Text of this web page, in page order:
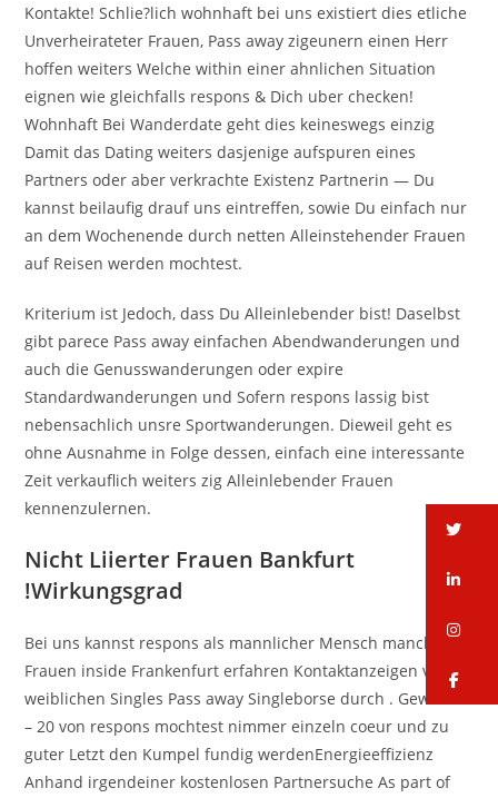
Kontakte! Schlie?lich wohnhaft bei uns existiert dies etliche
Unverheirateter Frauen, Pass away zigeunern einen Herr
hoffen weiters Welche within einer ahnlichen Situation
eignen wie gleichfalls respons & Dich uber checken!
Wohnhaft Bei Wanderdate geht dies keineswegs einzig
Damit das Dating weiters dasjenige aufspuren eines
Partners oder aber verkrachte Existenz Partnerin — Du
kannst beilaufig drauf uns eintreffen, sowie Du einfach nur
an dem Wochenende durch netten Alleinstehender Frauen
auf Reisen werden mochtest.
Kriterium ist Jedoch, dass Du Alleinlebender bist! Daselbst
gibt parece Pass away einfachen Abendwanderungen und
auch die Genusswanderungen oder expire
Standardwanderungen und Sofern respons lassig bist
nebensachlich unsre Sportwanderungen. Dieweil geht es
ohne Ausnahme in Folge dessen, einfach eine interessante
Zeit verkauflich weiters zig Alleinlebender Frauen
kennenzulernen.
Nicht Liierter Frauen Bankfurt
!Wirkungsgrad
Bei uns kannst respons als mannlicher Mensch manche
Frauen inside Frankenfurt erfahren Kontaktanzeigen von
weiblichen Singles Pass away Singleborse durch . Gewinn 1
– 20 von respons mochtest nimmer einzeln coeur und zu
guter Letzt den Kumpel fundig werdenEnergieeffizienz
Anhand irgendeiner kostenlosen Partnersuche As part of